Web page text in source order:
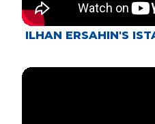
ILHAN ERSAHIN'S